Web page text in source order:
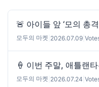
🚨 아이들 앞 ‘모의 총
모두의 마켓 2026.07.09
🍦 이번 주말, 애틀랜
모두의 마켓 2026.07.24